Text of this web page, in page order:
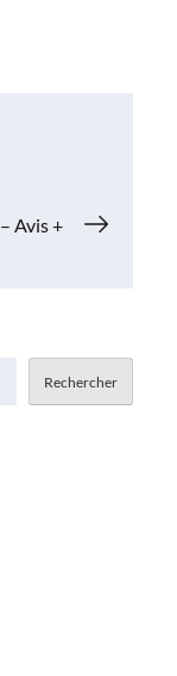
Avis +
Rechercher